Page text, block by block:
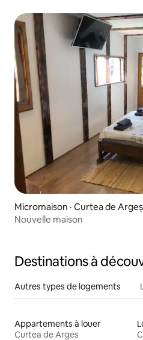
Micromaison · Curtea de Argeș
Nouvelle maison
Destinations à
Autres types de logements
Appartements à louer
Curtea de Arges